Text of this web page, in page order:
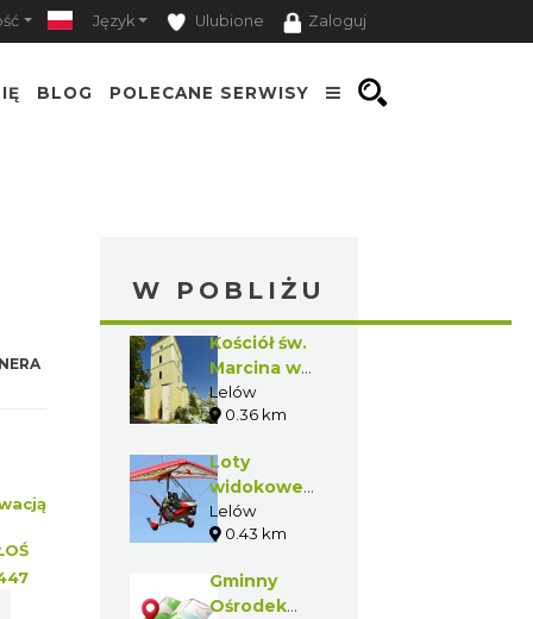
Język Ulubione Zaloguj
BLOG POLECANE SERWISY
W POBLIŻU
Kościół św.
Marcina w
Lelowie
Lelów
0.36 km
Loty
widokowe
Lelów
Lelów
0.43 km
Gminny
Ośrodek